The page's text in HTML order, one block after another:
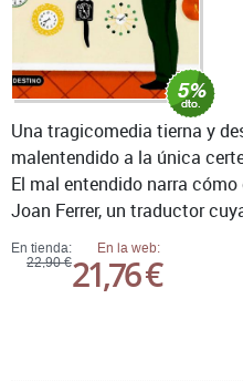
En tienda:
22,90 €
En la web:
21,76 €
Una tragicomedia tierna y
malentendido a la única
El mal entendido narra
Joan Ferrer, un traductor